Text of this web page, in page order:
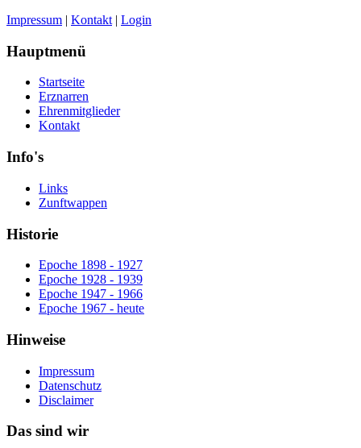
Impressum | Kontakt | Login
Hauptmenü
Startseite
Erznarren
Ehrenmitglieder
Kontakt
Info's
Links
Zunftwappen
Historie
Epoche 1898 - 1927
Epoche 1928 - 1939
Epoche 1947 - 1966
Epoche 1967 - heute
Hinweise
Impressum
Datenschutz
Disclaimer
Das sind wir